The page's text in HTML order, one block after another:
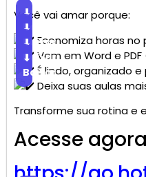
Você vai amar porque:
⬇
Baixar
Economiza horas
⬇
Baixar
Vem em Word e
⬇
Baixar
É lindo, organizado
⬇
Baixar
Deixa suas aulas
Transforme sua rotina e
Acesse